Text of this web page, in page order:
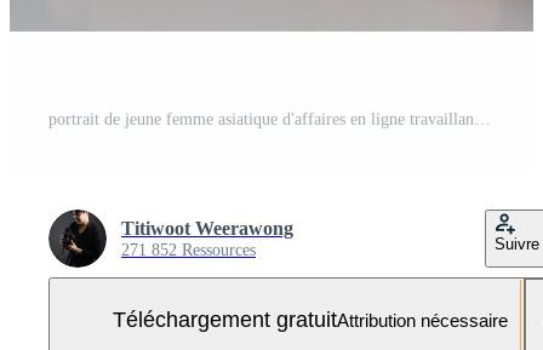
Titiwoot Weerawong
271 852 Ressources Suivre
Téléchargement gratuitAttribution nécessaire